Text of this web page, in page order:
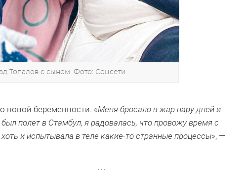
Топалов с сыном. Фото: Соцсети
новой беременности. «Меня бросало в жар пару дней и
полет в Стамбул, я радовалась, что провожу время с
и испытывала в теле какие-то странные процессы», —